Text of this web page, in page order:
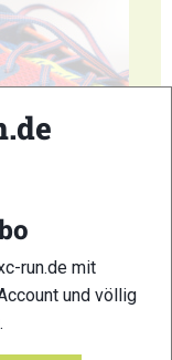
8
run.de mit
und völlig